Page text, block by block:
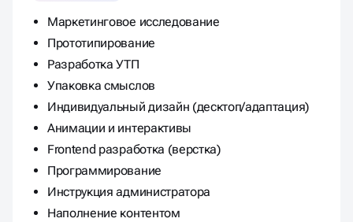
Маркетинговое исследование
Прототипирование
Разработка УТП
Упаковка смыслов
Индивидуальный дизайн (десктоп/адаптация)
Анимации и интерактивы
Frontend разработка (верстка)
Программирование
Инструкция администратора
Наполнение контентом